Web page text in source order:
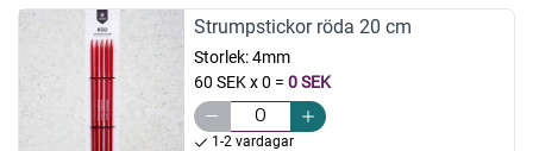
Strumpstickor röda 20 cm
Storlek:4mm
60 SEK x 0 = 0 SEK
1-2 vardagar